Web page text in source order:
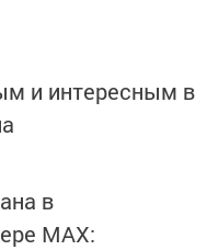
и интересным в
в
MАХ: